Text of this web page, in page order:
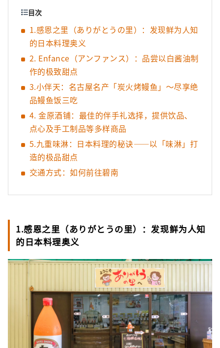
目次
1.感恩之里（ありがとうの里）：发现鲜为人知
的日本料理奥义
2. Enfance（アンファンス）：品尝以白酱油制
作的极致甜点
3.小伴天：名古屋名产「炭火烤鳗鱼」～尽享绝
品鳗鱼饭三吃
4. 金原酒铺：最佳的伴手礼选择，提供饮品、
点心及手工制品等多样商品
5.九重味淋：日本料理的秘诀——以「味淋」打
造的极品甜点
交通方式：如何前往碧南
1.感恩之里（ありがとうの里）：发现鲜为人知
的日本料理奥义